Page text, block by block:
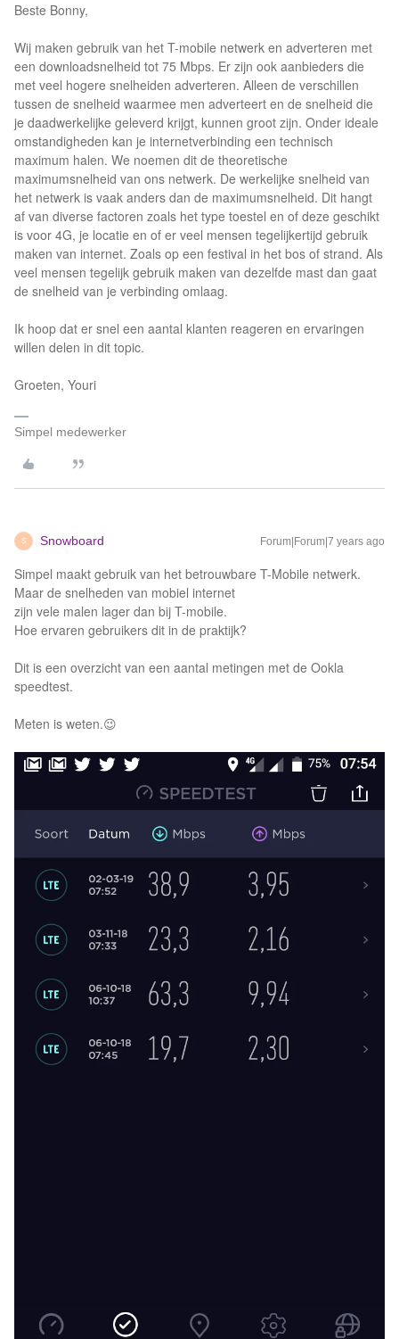
Beste Bonny,
Wij maken gebruik van het T-mobile netwerk en adverteren met
een downloadsnelheid tot 75 Mbps. Er zijn ook aanbieders die
met veel hogere snelheiden adverteren. Alleen de verschillen
tussen de snelheid waarmee men adverteert en de snelheid die
je daadwerkelijke geleverd krijgt, kunnen groot zijn. Onder ideale
omstandigheden kan je internetverbinding een technisch
maximum halen. We noemen dit de theoretische
maximumsnelheid van ons netwerk. De werkelijke snelheid van
het netwerk is vaak anders dan de maximumsnelheid. Dit hangt
af van diverse factoren zoals het type toestel en of deze geschikt
is voor 4G, je locatie en of er veel mensen tegelijkertijd gebruik
maken van internet. Zoals op een festival in het bos of strand. Als
veel mensen tegelijk gebruik maken van dezelfde mast dan gaat
de snelheid van je verbinding omlaag.
Ik hoop dat er snel een aantal klanten reageren en ervaringen
willen delen in dit topic.
Groeten, Youri
Simpel medewerker
S Snowboard Forum|Forum|7 years ago
Simpel maakt gebruik van het betrouwbare T-Mobile netwerk.
Maar de snelheden van mobiel internet
zijn vele malen lager dan bij T-mobile.
Hoe ervaren gebruikers dit in de praktijk?
Dit is een overzicht van een aantal metingen met de Ookla
speedtest.
Meten is weten.😉